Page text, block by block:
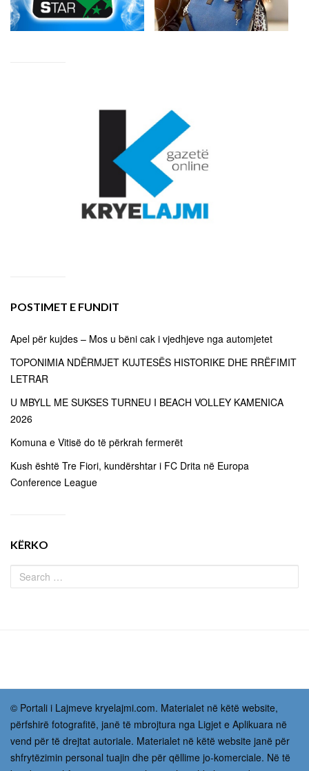
POSTIMET E FUNDIT
Apel për kujdes – Mos u bëni cak i vjedhjeve nga automjetet
TOPONIMIA NDËRMJET KUJTESËS HISTORIKE DHE RRËFIMIT
LETRAR
U MBYLL ME SUKSES TURNEU I BEACH VOLLEY KAMENICA
2026
Komuna e Vitisë do të përkrah fermerët
Kush është Tre Fiori, kundërshtar i FC Drita në Europa
Conference League
KËRKO
© Portali i Lajmeve kryelajmi.com. Materialet në këtë website,
përfshirë fotografitë, janë të mbrojtura nga Ligjet e Aplikuara në
vend për të drejtat autoriale. Materialet në këtë website janë për
shfrytëzimin personal tuajin dhe për qëllime jo-komerciale. Në të